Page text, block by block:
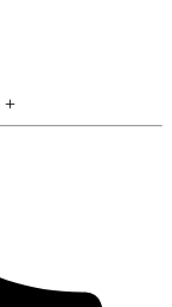
+